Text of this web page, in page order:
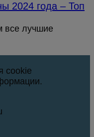
2024 года – Топ
все лучшие
cookie